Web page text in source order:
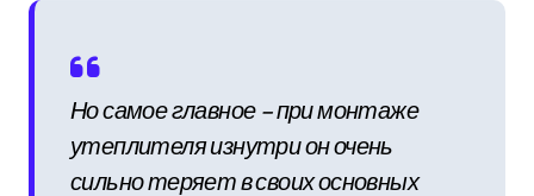
Но самое главное – при монтаже
утеплителя изнутри он очень
сильно теряет в своих основных